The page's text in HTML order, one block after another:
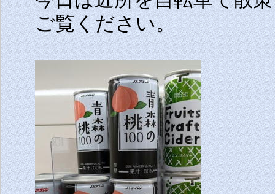
ご覧ください。